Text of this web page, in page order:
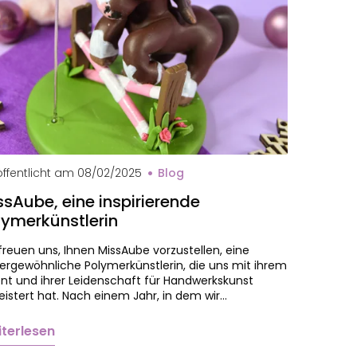
am 08/02/2025 Blog
eine inspirierende
uns, Ihnen MissAube vorzustellen, eine
Polymerkünstlerin, die uns mit ihrem
und ihrer Leidenschaft für Handwerkskunst
hat. Nach einem Jahr, in dem wir…